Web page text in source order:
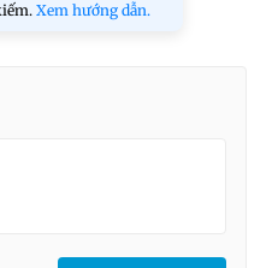
Xem hướng dẫn.